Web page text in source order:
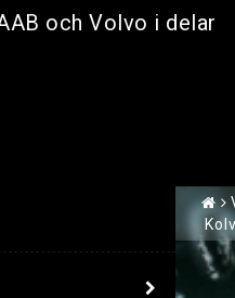
och Volvo i delar